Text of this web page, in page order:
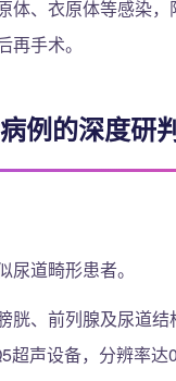
体、衣原体等感染
手术。
例的深度研
尿道畸形患者。
胱、前列腺及尿道
超声设备，分辨率达